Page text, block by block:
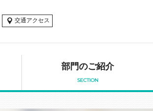
交通アクセス
部門のご紹介
SECTION